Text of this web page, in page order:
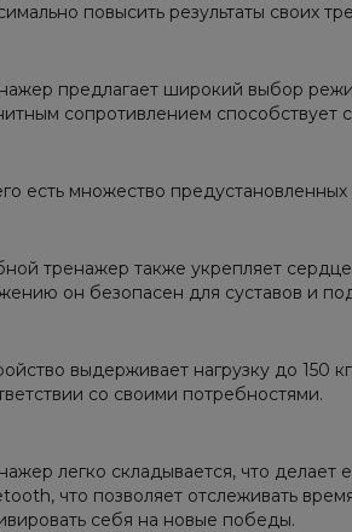
повысить результаты своих
предлагает широкий выбор
сопротивлением
есть множество
тренажер также укрепляет
он безопасен для суставов и
выдерживает нагрузку до 150
со своими потребностями.
легко складывается, что
что позволяет отслеживать
себя на новые победы.